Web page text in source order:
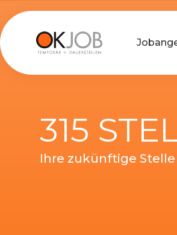
315
Ihre zukünftige